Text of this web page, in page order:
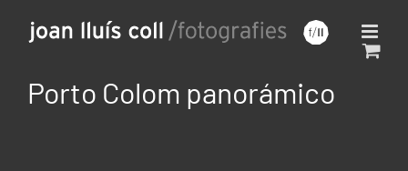
Porto Colom panorámico